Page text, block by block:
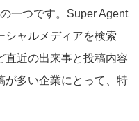
一つです。Super Agent
シャルメディアを検索
直近の出来事と投稿内容
が多い企業にとって、特